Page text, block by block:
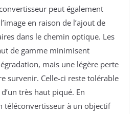
peut également
en raison de l’ajout de
dans le chemin optique. Les
de gamme minimisent
mais une légère perte
survenir. Celle-ci reste tolérable
très haut piqué. En
téléconvertisseur à un objectif